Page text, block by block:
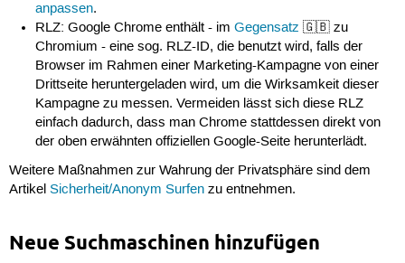
anpassen.
RLZ: Google Chrome enthält - imGegensatz 🇬🇧 zu
Chromium - eine sog. RLZ-ID, die benutzt wird, falls der
Browser im Rahmen einer Marketing-Kampagne von einer
Drittseite heruntergeladen wird, um die Wirksamkeit dieser
Kampagne zu messen. Vermeiden lässt sich diese RLZ
einfach dadurch, dass man Chrome stattdessen direkt von
der oben erwähnten offiziellen Google-Seite herunterlädt.
Weitere Maßnahmen zur Wahrung der Privatsphäre sind dem
Artikel Sicherheit/Anonym Surfenzu entnehmen.
Neue Suchmaschinen hinzufügen